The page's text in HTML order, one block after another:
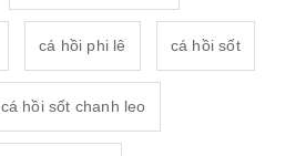
cá hồi phi lê cá hồi sốt
cá hồi sốt chanh leo